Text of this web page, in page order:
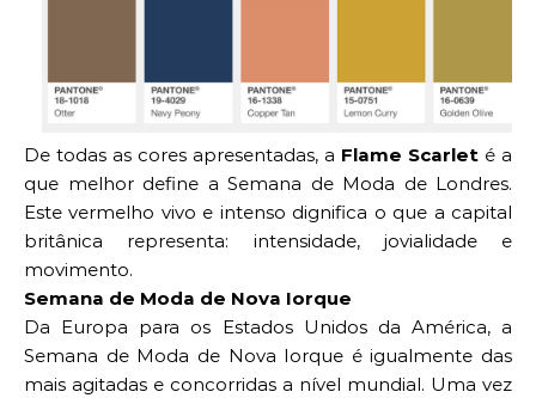
De todas as cores apresentadas, a Flame Scarlet é a
que melhor define a Semana de Moda de Londres.
Este vermelho vivo e intenso dignifica o que a capital
britânica representa: intensidade, jovialidade e
movimento.
Semana de Moda de Nova Iorque
Da Europa para os Estados Unidos da América, a
Semana de Moda de Nova Iorque é igualmente das
mais agitadas e concorridas a nível mundial. Uma vez